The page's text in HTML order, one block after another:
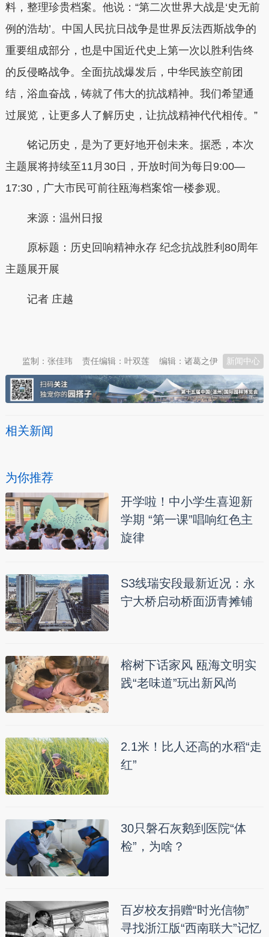
料，整理珍贵档案。他说：“第二次世界大战是‘史无前
例的浩劫’。中国人民抗日战争是世界反法西斯战争的
重要组成部分，也是中国近代史上第一次以胜利告终
的反侵略战争。全面抗战爆发后，中华民族空前团
结，浴血奋战，铸就了伟大的抗战精神。我们希望通
过展览，让更多人了解历史，让抗战精神代代相传。”
铭记历史，是为了更好地开创未来。据悉，本次
主题展将持续至11月30日，开放时间为每日9:00—
17:30，广大市民可前往瓯海档案馆一楼参观。
来源：温州日报
原标题：历史回响精神永存 纪念抗战胜利80周年
主题展开展
记者 庄越
新闻中心
编辑：诸葛之伊
责任编辑：叶双莲
监制：张佳玮
相关新闻
为你推荐
开学啦！中小学生喜迎新
学期 “第一课”唱响红色主
旋律
S3线瑞安段最新近况：永
宁大桥启动桥面沥青摊铺
榕树下话家风 瓯海文明实
践“老味道”玩出新风尚
2.1米！比人还高的水稻“走
红”
30只磐石灰鹅到医院“体
检”，为啥？
百岁校友捐赠“时光信物”
寻找浙江版“西南联大”记忆